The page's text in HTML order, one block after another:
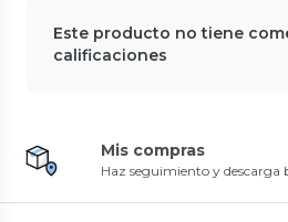
Este producto no tiene
calificaciones
Mis compras
Haz seguimiento y descarga